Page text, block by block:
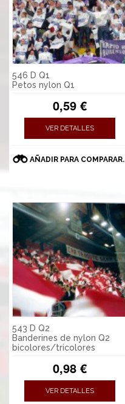
546 D Q1
Petos nylon Q1
0,59 €
VER DETALLES
AÑADIR PARA COMPARAR.
543 D Q2
Banderines de nylon Q2
bicolores/tricolores
0,98 €
VER DETALLES